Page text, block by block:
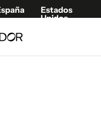
Estados
Unidos